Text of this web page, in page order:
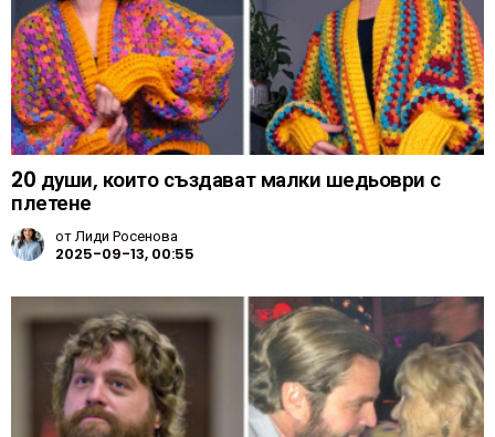
20 души, които създават малки шедьоври с
плетене
отЛиди Росенова
2025-09-13, 00:55